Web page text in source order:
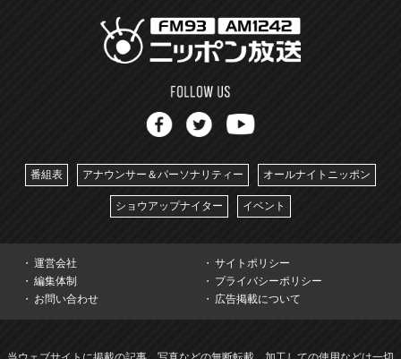
番組表 アナウンサー＆パーソナリティー オールナイトニッポン
ショウアップナイター イベント
運営会社
サイトポリシー
編集体制
プライバシーポリシー
お問い合わせ
広告掲載について